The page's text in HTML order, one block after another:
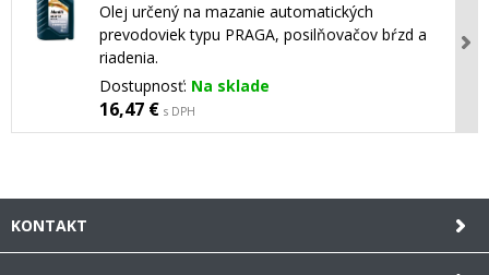
Olej určený na mazanie automatických
prevodoviek typu PRAGA, posilňovačov bŕzd a
riadenia.
Dostupnosť: Na sklade
16,47 € s DPH
KONTAKT